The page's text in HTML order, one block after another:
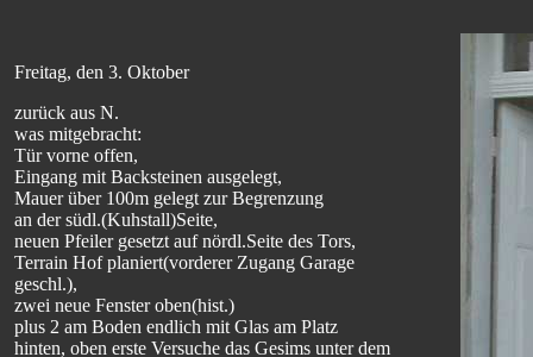
Freitag, den 3. Oktober
zurück aus N.
was mitgebracht:
Tür vorne offen,
Eingang mit Backsteinen ausgelegt,
Mauer über 100m gelegt zur Begrenzung
an der südl.(Kuhstall)Seite,
neuen Pfeiler gesetzt auf nördl.Seite des Tors,
Terrain Hof planiert(vorderer Zugang Garage
geschl.),
zwei neue Fenster oben(hist.)
plus 2 am Boden endlich mit Glas am Platz
hinten, oben erste Versuche das Gesims unter dem